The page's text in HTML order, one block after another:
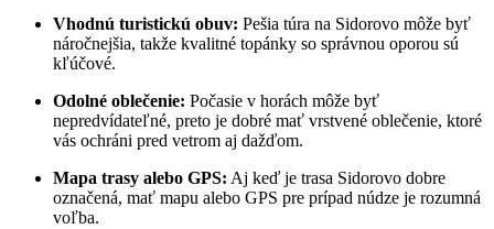
Vhodnú turistickú obuv: Pešia túra na Sidorovo môže byť
náročnejšia, takže kvalitné topánky so správnou oporou sú
kľúčové.
Odolné oblečenie: Počasie v horách môže byť
nepredvídateľné, preto je dobré mať vrstvené oblečenie, ktoré
vás ochráni pred vetrom aj dažďom.
Mapa trasy alebo GPS: Aj keď je trasa Sidorovo dobre
označená, mať mapu alebo GPS pre prípad núdze je rozumná
voľba.